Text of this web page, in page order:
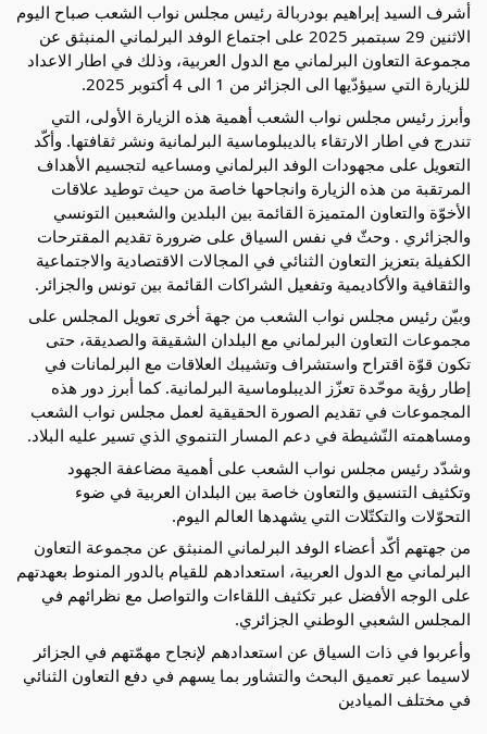
أشرف السيد إبراهيم بودربالة رئيس مجلس نواب الشعب صباح اليوم
الاثنين 29 سبتمبر 2025 على اجتماع الوفد البرلماني المنبثق عن
مجموعة التعاون البرلماني مع الدول العربية، وذلك في اطار الاعداد
للزيارة التي سيؤدّيها الى الجزائر من 1 الى 4 أكتوبر 2025.
وأبرز رئيس مجلس نواب الشعب أهمية هذه الزيارة الأولى، التي
تندرج في اطار الارتقاء بالديبلوماسية البرلمانية ونشر ثقافتها. وأكّد
التعويل على مجهودات الوفد البرلماني ومساعيه لتجسيم الأهداف
المرتقبة من هذه الزيارة وانجاحها خاصة من حيث توطيد علاقات
الأخوّة والتعاون المتميزة القائمة بين البلدين والشعبين التونسي
والجزائري . وحثّ في نفس السياق على ضرورة تقديم المقترحات
الكفيلة بتعزيز التعاون الثنائي في المجالات الاقتصادية والاجتماعية
والثقافية والأكاديمية وتفعيل الشراكات القائمة بين تونس والجزائر.
وبيّن رئيس مجلس نواب الشعب من جهة أخرى تعويل المجلس على
مجموعات التعاون البرلماني مع البلدان الشقيقة والصديقة، حتى
تكون قوّة اقتراح واستشراف وتشيبك العلاقات مع البرلمانات في
إطار رؤية موحّدة تعزّز الديبلوماسية البرلمانية. كما أبرز دور هذه
المجموعات في تقديم الصورة الحقيقية لعمل مجلس نواب الشعب
ومساهمته النّشيطة في دعم المسار التنموي الذي تسير عليه البلاد.
وشدّد رئيس مجلس نواب الشعب على أهمية مضاعفة الجهود
وتكثيف التنسيق والتعاون خاصة بين البلدان العربية في ضوء
التحوّلات والتكتّلات التي يشهدها العالم اليوم.
من جهتهم أكّد أعضاء الوفد البرلماني المنبثق عن مجموعة التعاون
البرلماني مع الدول العربية، استعدادهم للقيام بالدور المنوط بعهدتهم
على الوجه الأفضل عبر تكثيف اللقاءات والتواصل مع نظرائهم في
المجلس الشعبي الوطني الجزائري.
وأعربوا في ذات السياق عن استعدادهم لإنجاح مهمّتهم في الجزائر
لاسيما عبر تعميق البحث والتشاور بما يسهم في دفع التعاون الثنائي
في مختلف الميادين